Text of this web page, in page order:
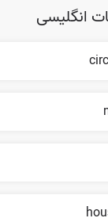
انگلیسی